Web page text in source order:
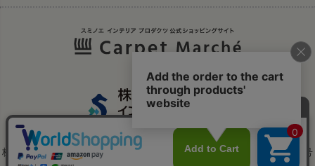
株式会社スミノエは、株式会社スミノエ インテリア プロダクツへ商号